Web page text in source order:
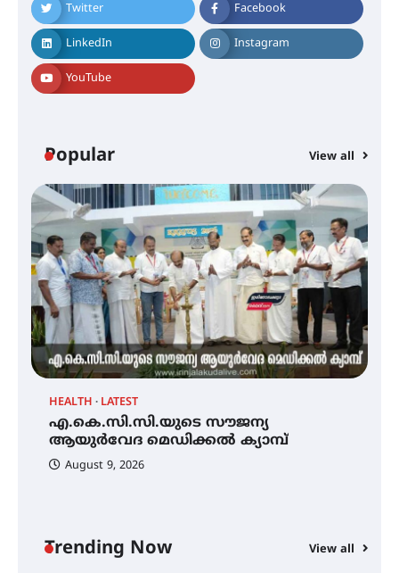
Twitter Facebook
LinkedIn Instagram
YouTube
Popular View all
HEALTH LATEST
എ.കെ.സി.സി.യുടെ സൗജന്യ
ആയുർവേദ മെഡിക്കൽ ക്യാമ്പ്
August 9, 2026
Trending Now View all
തിരനോട്ടം ‘അരങ്ങ് 2026’ ഉണർന്നു
ഐ.ടി.യു. ബാങ്കിലെ
നിക്ഷേപകർക്ക് പണം തിരികെ
നിക്ഷേപക സംരക്ഷണ സമിതി
ശക്തമായ കാറ്റിന് സാധ്യത –
ആഗസ്റ്റ് 12 വരെ മഴ തുടരും,
തൃശൂർ ജില്ലയിൽ മഞ്ഞ അലർട്ട്
ശക്തമായ മഴ തുടരുന്നു – തൃശൂർ
ജില്ലയിൽ എല്ലാ വിദ്യാഭ്യാസ
സ്ഥാപനങ്ങൾക്കും ശനിയാഴ്ച
അവധി
ആയുർവേദ മെഡിക്കൽ ക്യാമ്പ്